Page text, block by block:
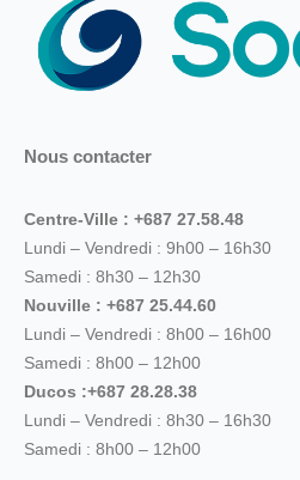
Nous contacter
Centre-Ville : +687 27.58.48
Lundi – Vendredi : 9h00 – 16h30
Samedi : 8h30 – 12h30
Nouville : +687 25.44.60
Lundi – Vendredi : 8h00 – 16h00
Samedi : 8h00 – 12h00
Ducos :+687 28.28.38
Lundi – Vendredi : 8h30 – 16h30
Samedi : 8h00 – 12h00